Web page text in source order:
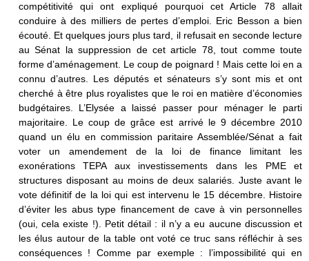
compétitivité qui ont expliqué pourquoi cet Article 78 allait
conduire à des milliers de pertes d’emploi. Eric Besson a bien
écouté. Et quelques jours plus tard, il refusait en seconde lecture
au Sénat la suppression de cet article 78, tout comme toute
forme d’aménagement. Le coup de poignard ! Mais cette loi en a
connu d’autres. Les députés et sénateurs s’y sont mis et ont
cherché à être plus royalistes que le roi en matière d’économies
budgétaires. L’Elysée a laissé passer pour ménager le parti
majoritaire. Le coup de grâce est arrivé le 9 décembre 2010
quand un élu en commission paritaire Assemblée/Sénat a fait
voter un amendement de la loi de finance limitant les
exonérations TEPA aux investissements dans les PME et
structures disposant au moins de deux salariés. Juste avant le
vote définitif de la loi qui est intervenu le 15 décembre. Histoire
d’éviter les abus type financement de cave à vin personnelles
(oui, cela existe !). Petit détail : il n’y a eu aucune discussion et
les élus autour de la table ont voté ce truc sans réfléchir à ses
conséquences ! Comme par exemple : l’impossibilité qui en